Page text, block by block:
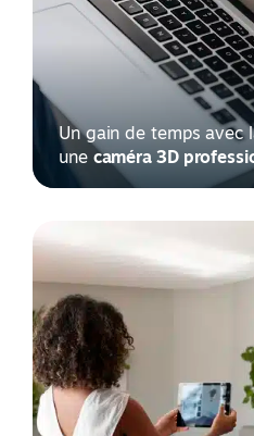
Un gain de temps avec
une caméra 3D